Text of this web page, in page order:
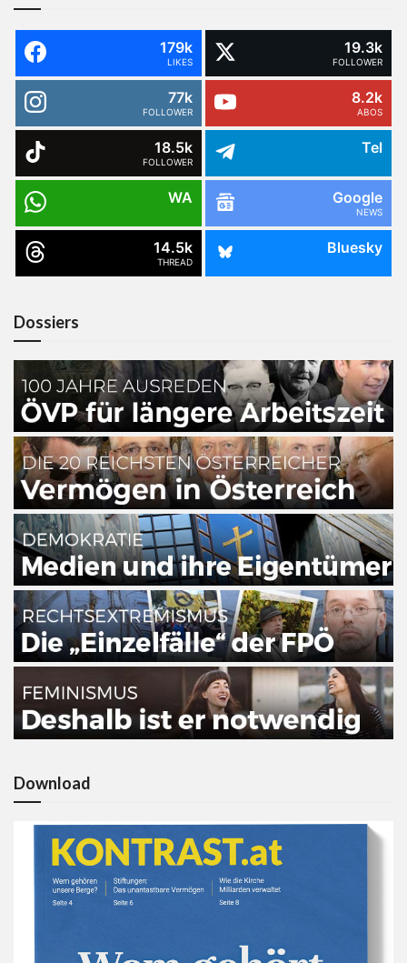
179k
LIKES
19.3k
FOLLOWER
77k
FOLLOWER
8.2k
ABOS
18.5k
FOLLOWER
Tel
WA Google
NEWS
14.5k
THREAD
Bluesky
Dossiers
Download